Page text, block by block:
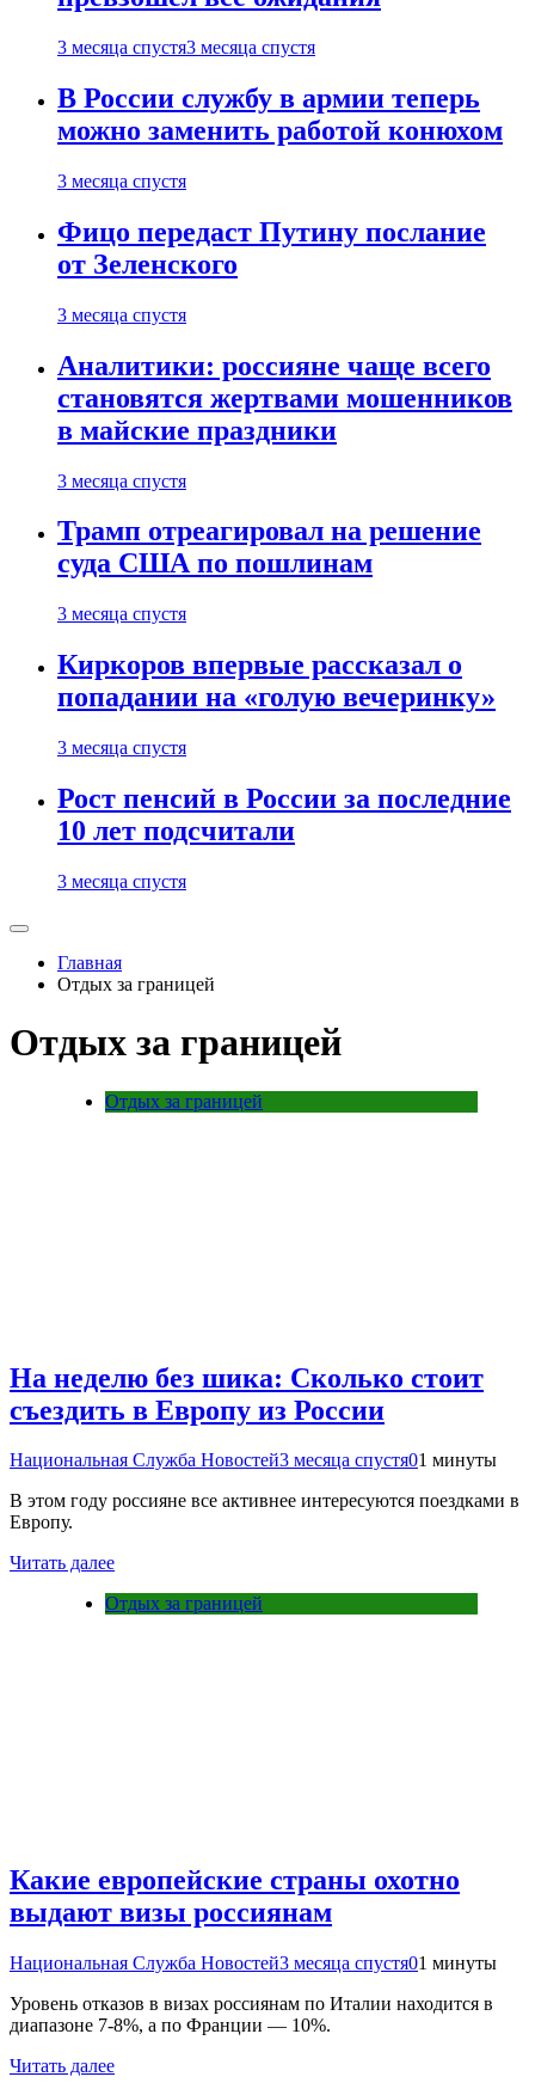
3 месяца спустя3 месяца спустя
В России службу в армии теперь
можно заменить работой конюхом
3 месяца спустя
Фицо передаст Путину послание
от Зеленского
3 месяца спустя
Аналитики: россияне чаще всего
становятся жертвами мошенников
в майские праздники
3 месяца спустя
Трамп отреагировал на решение
суда США по пошлинам
3 месяца спустя
Киркоров впервые рассказал о
попадании на «голую вечеринку»
3 месяца спустя
Рост пенсий в России за последние
10 лет подсчитали
3 месяца спустя
Главная
Отдых за границей
Отдых за границей
Отдых за границей
На неделю без шика: Сколько стоит
съездить в Европу из России
Национальная Служба Новостей3 месяца спустя01 минуты
В этом году россияне все активнее интересуются поездками в
Европу.
Читать далее
Отдых за границей
Какие европейские страны охотно
выдают визы россиянам
Национальная Служба Новостей3 месяца спустя01 минуты
Уровень отказов в визах россиянам по Италии находится в
диапазоне 7-8%, а по Франции — 10%.
Читать далее